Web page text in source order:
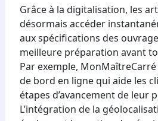
Grâce à la digitalisation, les
désormais accéder
aux spécifications des
meilleure préparation avant
Par exemple,
de bord en ligne qui aide les
étapes d’avancement de leur
L’intégration de la